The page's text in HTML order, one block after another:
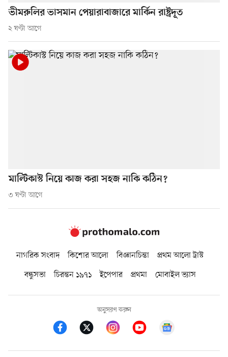
ভীমরুলির ভাসমান পেয়ারাবাজারে মার্কিন রাষ্ট্রদূত
২ ঘণ্টা আগে
মাল্টিকাস্ট নিয়ে কাজ করা সহজ নাকি কঠিন?
৩ ঘণ্টা আগে
নাগরিক সংবাদ কিশোর আলো বিজ্ঞানচিন্তা
প্রথম আলো ট্রাস্ট
বন্ধুসভা
চিরন্তন ১৯৭১ ইপেপার প্রথমা মোবাইল ভ্যাস
অনুসরণ করুন